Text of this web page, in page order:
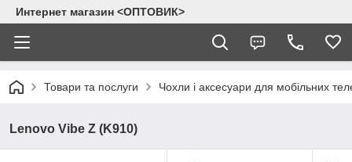
Интернет магазин <ОПТОВИК>
Товари та послуги Чохли і аксесуари для мобільних
Lenovo Vibe Z (K910)